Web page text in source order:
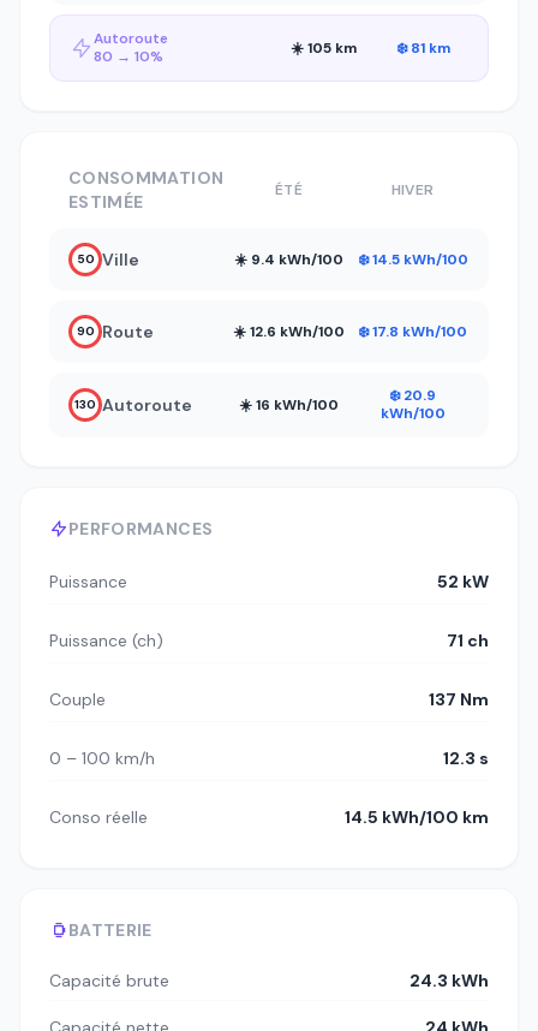
Autoroute
80 → 10%
☀️ 105 km ❄️ 81 km
PERFORMANCES
Puissance 52 kW
Puissance (ch) 71 ch
Couple 137 Nm
0 – 100 km/h 12.3 s
Conso réelle 14.5 kWh/100 km
BATTERIE
Capacité brute 24.3 kWh
CONSOMMATION
ESTIMÉE
ÉTÉ HIVER
50 Ville ☀️ 9.4 kWh/100 ❄️ 14.5 kWh/100
90 Route ☀️ 12.6 kWh/100 ❄️ 17.8 kWh/100
130 Autoroute ☀️ 16 kWh/100
❄️ 20.9
kWh/100